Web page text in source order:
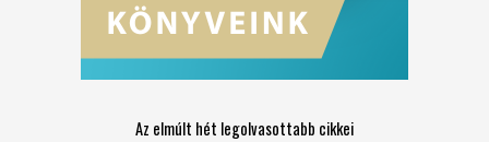
Az elmúlt hét legolvasottabb cikkei